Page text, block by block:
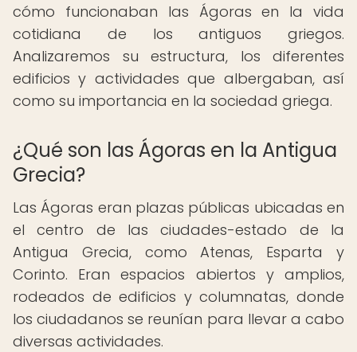
cómo funcionaban las Ágoras en la vida
cotidiana de los antiguos griegos.
Analizaremos su estructura, los diferentes
edificios y actividades que albergaban, así
como su importancia en la sociedad griega.
¿Qué son las Ágoras en la Antigua
Grecia?
Las Ágoras eran plazas públicas ubicadas en
el centro de las ciudades-estado de la
Antigua Grecia, como Atenas, Esparta y
Corinto. Eran espacios abiertos y amplios,
rodeados de edificios y columnatas, donde
los ciudadanos se reunían para llevar a cabo
diversas actividades.